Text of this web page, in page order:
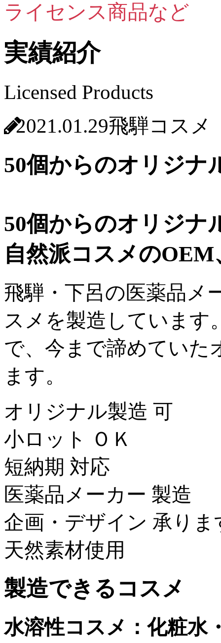
ライセンス商品など
実績紹介
Licensed Products
2021.01.29飛騨コスメ
50個からのオリジナ
50個からのオリジナ
自然派コスメの
飛騨・下呂の医薬品メ
スメを製造しています
で、今まで諦めていた
ます。
オリジナル製造 可
小ロット ＯＫ
短納期 対応
医薬品メーカー 製造
企画・デザイン 承りま
天然素材使用
製造できるコスメ
水溶性コスメ：化粧水